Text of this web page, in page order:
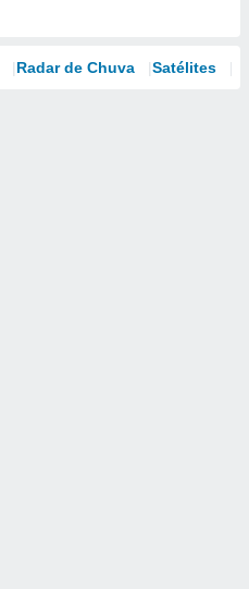
Radar de Chuva Satélites